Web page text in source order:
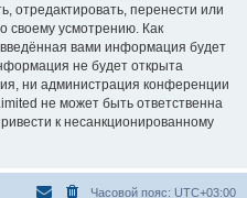
отредактировать, перенести или
своему усмотрению. Как
вами информация будет
не будет открыта
ни администрация конференции
не может быть ответственна
к несанкционированному
Часовой пояс: UTC+03:00